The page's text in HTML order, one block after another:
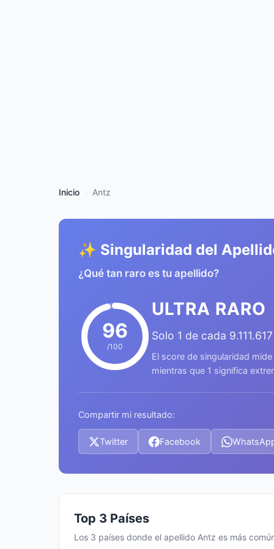
Inicio Antz
✨ Singularidad del
¿Qué tan raro es tu apellido?
96
/100
ULTRA RARO
Solo 1 de cada
El score de singularidad
mientras que 1 significa
Compartir mi resultado:
Twitter Facebook
Top 3 Países
Los 3 países donde el apellido Antz es más